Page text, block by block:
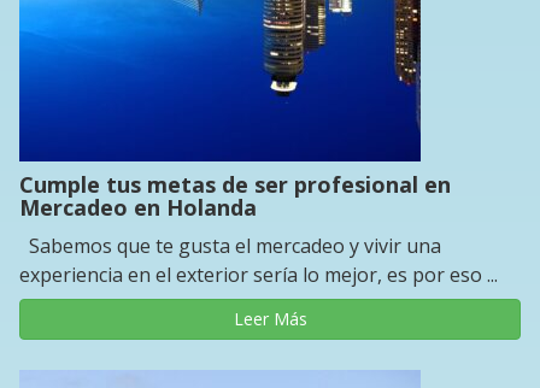
Cumple tus metas de ser profesional en
Mercadeo en Holanda
Sabemos que te gusta el mercadeo y vivir una
experiencia en el exterior sería lo mejor, es por eso ...
Leer Más